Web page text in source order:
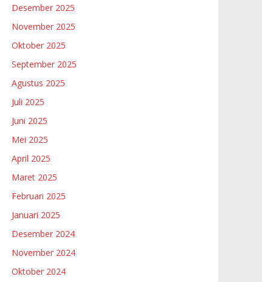
Desember 2025
November 2025
Oktober 2025
September 2025
Agustus 2025
Juli 2025
Juni 2025
Mei 2025
April 2025
Maret 2025
Februari 2025
Januari 2025
Desember 2024
November 2024
Oktober 2024